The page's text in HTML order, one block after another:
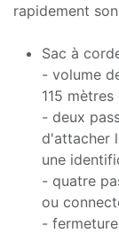
rapidement
Sac à
- volume
115
- deux
d'attacher
une
- quatre
ou
-